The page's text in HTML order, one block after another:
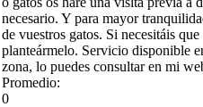
necesario. Y para mayor
de vuestros gatos. Si necesitáis
planteármelo. Servicio disponible
zona, lo puedes consultar en mi
Promedio:
0